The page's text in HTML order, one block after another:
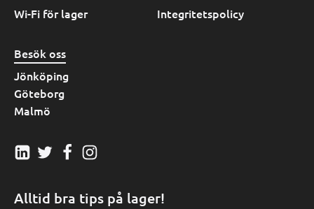
Wi-Fi för lager
Integritetspolicy
Besök oss
Jönköping
Göteborg
Malmö
Alltid bra tips på lager!